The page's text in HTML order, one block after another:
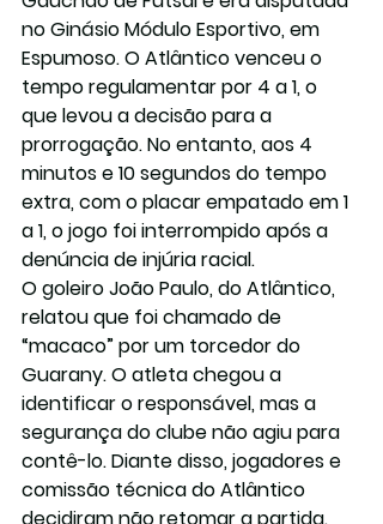
no Ginásio Módulo Esportivo, em
Espumoso. O Atlântico venceu o
tempo regulamentar por 4 a 1, o
que levou a decisão para a
prorrogação. No entanto, aos 4
minutos e 10 segundos do tempo
extra, com o placar empatado em 1
a 1, o jogo foi interrompido após a
denúncia de injúria racial.
O goleiro João Paulo, do Atlântico,
relatou que foi chamado de
“macaco” por um torcedor do
Guarany. O atleta chegou a
identificar o responsável, mas a
segurança do clube não agiu para
contê-lo. Diante disso, jogadores e
comissão técnica do Atlântico